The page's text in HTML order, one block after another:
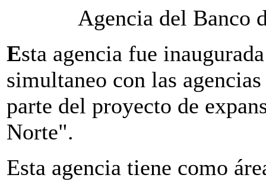
Agencia del Banco
Esta agencia fue
simultaneo con las
parte del proyecto de
Norte".
Esta agencia tiene como